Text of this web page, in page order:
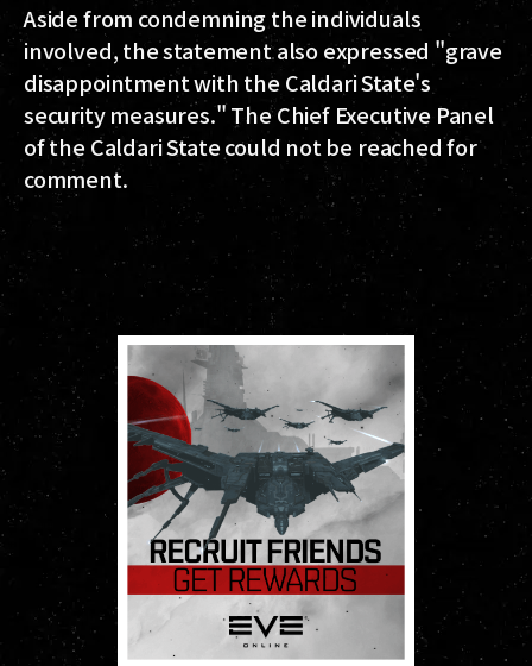
Aside from condemning the individuals
involved, the statement also expressed "grave
disappointment with the Caldari State's
security measures." The Chief Executive Panel
of the Caldari State could not be reached for
comment.